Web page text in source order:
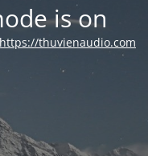
is on
https://thuvienaudio.com